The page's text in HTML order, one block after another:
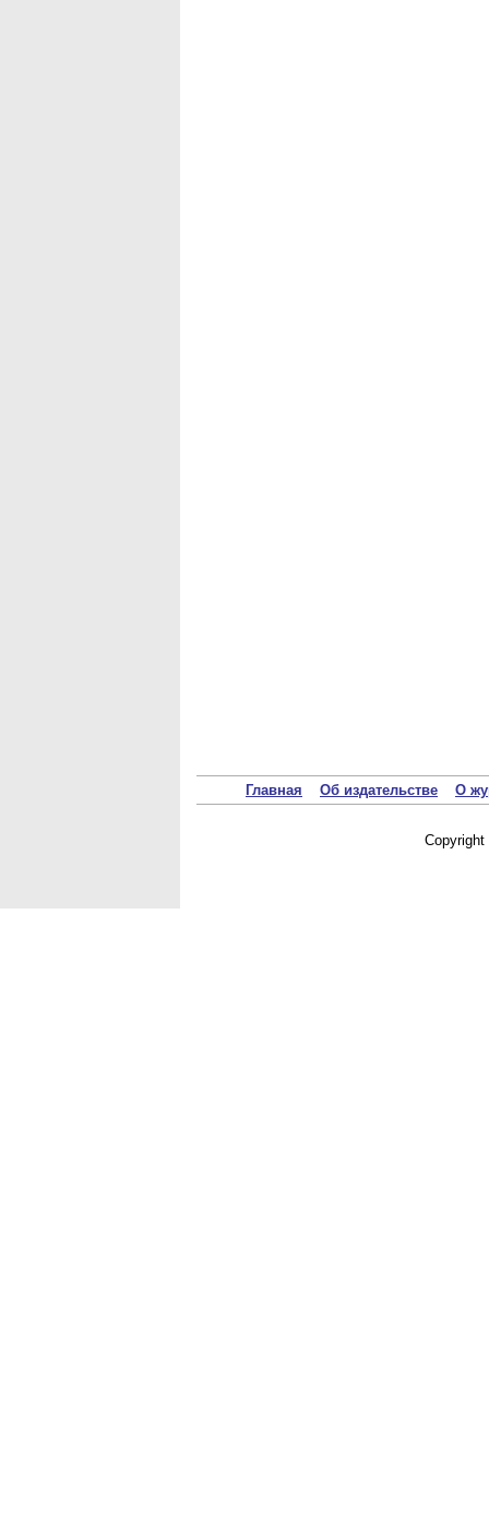
Главная Об издательстве О